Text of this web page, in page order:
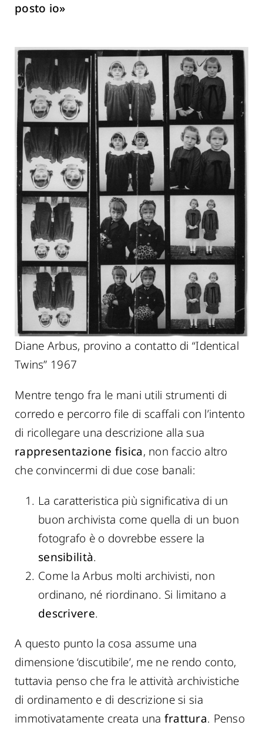
posto io»
Diane Arbus, provino a contatto di “Identical
Twins” 1967
Mentre tengo fra le mani utili strumenti di
corredo e percorro file di scaffali con l’intento
di ricollegare una descrizione alla sua
rappresentazione fisica, non faccio altro
che convincermi di due cose banali:
La caratteristica più significativa di un
buon archivista come quella di un buon
fotografo è o dovrebbe essere la
sensibilità.
Come la Arbus molti archivisti, non
ordinano, né riordinano. Si limitano a
descrivere.
A questo punto la cosa assume una
dimensione ‘discutibile’, me ne rendo conto,
tuttavia penso che fra le attività archivistiche
di ordinamento e di descrizione si sia
immotivatamente creata una frattura. Penso